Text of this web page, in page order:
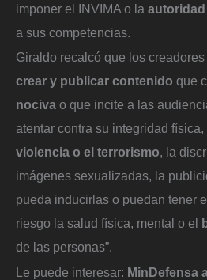
imponer el INVIMA o la
a sus competencias.
Giraldo recalcó que los creadores
crear y publicar contenido que
nociva o que incite a las
atentar contra su integridad física,
violencia o el terrorismo, la
imágenes sexualizadas, la
pueda inducirlas o puedan tener
riesgo la salud física, mental o el
de las personas”.
Le puede interesar: MinDefensa